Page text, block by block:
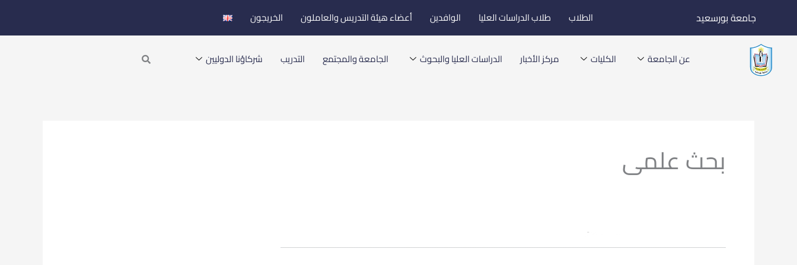
إلى
المحتوى
جامعة بورسعيد الطلاب طلاب الدراسات العليا الوافدين أعضاء هيئة التدريس والعاملون الخريجون
عن الجامعة الكليات مركز الأخبار الدراسات العليا والبحوث الجامعة والمجتمع التدريب شركاؤنا الدوليين Search
بحث علمى
فتح